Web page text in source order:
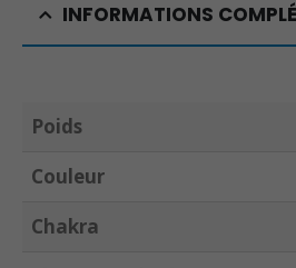
INFORMATIONS
Poids
Couleur
Chakra